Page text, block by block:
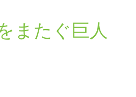
またぐ巨人